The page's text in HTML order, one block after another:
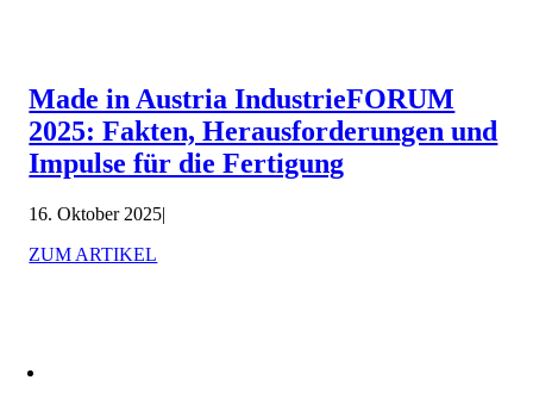
Made in Austria IndustrieFORUM
2025: Fakten, Herausforderungen und
Impulse für die Fertigung
16. Oktober 2025|
ZUM ARTIKEL